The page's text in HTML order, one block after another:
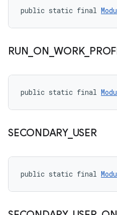
public static final
RUN ON _WORK_
public static final
SECONDARY_ USER
public static final